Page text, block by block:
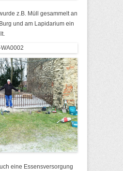
z.B. Müll gesammelt an
und am Lapidarium ein
eine Essensversorgung